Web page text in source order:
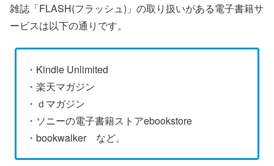
雑誌「FLASH(フラッシュ)」の取り扱いがある電子書籍サ
ービスは以下の通りです。
・Kindle Unlimited
・楽天マガジン
・ｄマガジン
・ソニーの電子書籍ストアebookstore
・bookwalker など。